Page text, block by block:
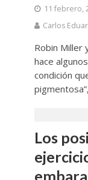
11 febrero,
Carlos
Robin Miller
hace
condición
Los